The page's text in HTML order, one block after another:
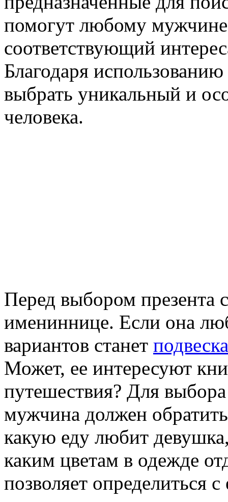
помогут любому мужчине
соответствующий
Благодаря
выбрать уникальный и
человека.
Перед выбором презента
имениннице. Если она
вариантов станет
Может, ее интересуют
путешествия? Для
мужчина должен
какую еду любит
каким цветам в одежде
позволяет определиться